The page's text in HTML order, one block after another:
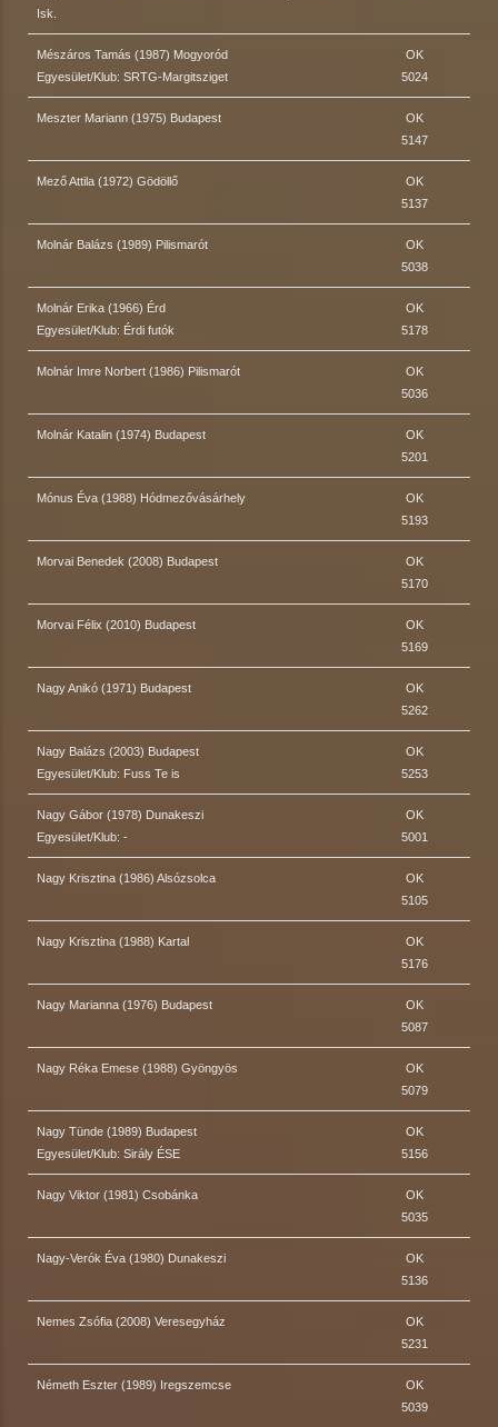
Isk.
Mészáros Tamás (1987) Mogyoród
Egyesület/Klub: SRTG-Margitsziget
OK
5024
Meszter Mariann (1975) Budapest
OK
5147
Mező Attila (1972) Gödöllő
OK
5137
Molnár Balázs (1989) Pilismarót
OK
5038
Molnár Erika (1966) Érd
Egyesület/Klub: Érdi futók
OK
5178
Molnár Imre Norbert (1986) Pilismarót
OK
5036
Molnár Katalin (1974) Budapest
OK
5201
Mónus Éva (1988) Hódmezővásárhely
OK
5193
Morvai Benedek (2008) Budapest
OK
5170
Morvai Félix (2010) Budapest
OK
5169
Nagy Anikó (1971) Budapest
OK
5262
Nagy Balázs (2003) Budapest
Egyesület/Klub: Fuss Te is
OK
5253
Nagy Gábor (1978) Dunakeszi
Egyesület/Klub: -
OK
5001
Nagy Krisztina (1986) Alsózsolca
OK
5105
Nagy Krisztina (1988) Kartal
OK
5176
Nagy Marianna (1976) Budapest
OK
5087
Nagy Réka Emese (1988) Gyöngyös
OK
5079
Nagy Tünde (1989) Budapest
Egyesület/Klub: Sirály ÉSE
OK
5156
Nagy Viktor (1981) Csobánka
OK
5035
Nagy-Verók Éva (1980) Dunakeszi
OK
5136
Nemes Zsófia (2008) Veresegyház
OK
5231
Németh Eszter (1989) Iregszemcse
OK
5039